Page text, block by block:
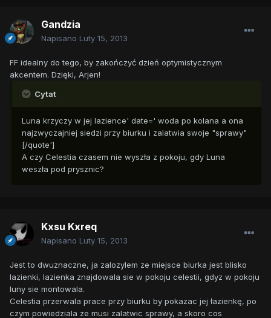
Gandzia
Napisano Luty 15, 2013
FF idealny do tego, by zakończyć dzień optymistycznym
akcentem. Dzięki, Arjen!
Cytat
Luna krzyczy w jej lazience' date=' woda po kolana a ona
najzwyczajniej siedzi przy biurku i zalatwia swoje "sprawy"
[/quote']
A czy Celestia czasem nie wyszła z pokoju, gdy Luna
weszła pod prysznic?
Kxsu Kxreq
Napisano Luty 15, 2013
Jest to dwuznaczne, ja zalozylem ze miejsce biurka jest blisko
lazienki, lazienka znajdowala sie w pokoju celestii, gdyz w pokoju
luny sie montowala.
Celestia przerwala prace przy biurku by pokazac jej łazienkę, po
czym powiedziala ze musi zalatwic sprawy, a skoro cos